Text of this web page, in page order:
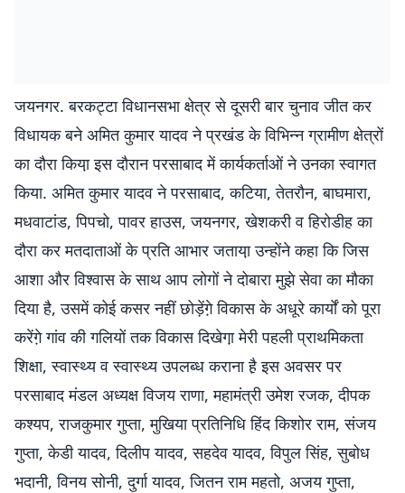
जयनगर. बरकट्टा विधानसभा क्षेत्र से दूसरी बार चुनाव जीत कर
विधायक बने अमित कुमार यादव ने प्रखंड के विभिन्न ग्रामीण क्षेत्रों
का दौरा किया़ इस दौरान परसाबाद में कार्यकर्ताओं ने उनका स्वागत
किया. अमित कुमार यादव ने परसाबाद, कटिया, तेतरौन, बाघमारा,
मधवाटांड, पिपचो, पावर हाउस, जयनगर, खेशकरी व हिरोडीह का
दौरा कर मतदाताओं के प्रति आभार जताया़ उन्होंने कहा कि जिस
आशा और विश्वास के साथ आप लोगों ने दोबारा मुझे सेवा का मौका
दिया है, उसमें कोई कसर नहीं छोड़ेंगे़ विकास के अधूरे कार्यों को पूरा
करेंगे़ गांव की गलियों तक विकास दिखेगा़ मेरी पहली प्राथमिकता
शिक्षा, स्वास्थ्य व स्वास्थ्य उपलब्ध कराना है़ इस अवसर पर
परसाबाद मंडल अध्यक्ष विजय राणा, महामंत्री उमेश रजक, दीपक
कश्यप, राजकुमार गुप्ता, मुखिया प्रतिनिधि हिंद किशोर राम, संजय
गुप्ता, केडी यादव, दिलीप यादव, सहदेव यादव, विपुल सिंह, सुबोध
भदानी, विनय सोनी, दुर्गा यादव, जितन राम महतो, अजय गुप्ता,